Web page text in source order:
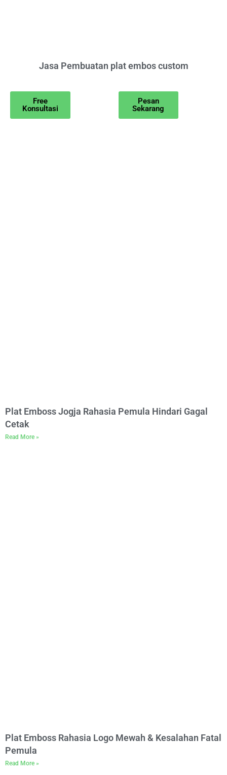
Jasa Pembuatan plat embos custom
Free
Konsultasi
Pesan
Sekarang
Plat Emboss Jogja Rahasia Pemula Hindari Gagal
Cetak
Read More »
Plat Emboss Rahasia Logo Mewah & Kesalahan Fatal
Pemula
Read More »